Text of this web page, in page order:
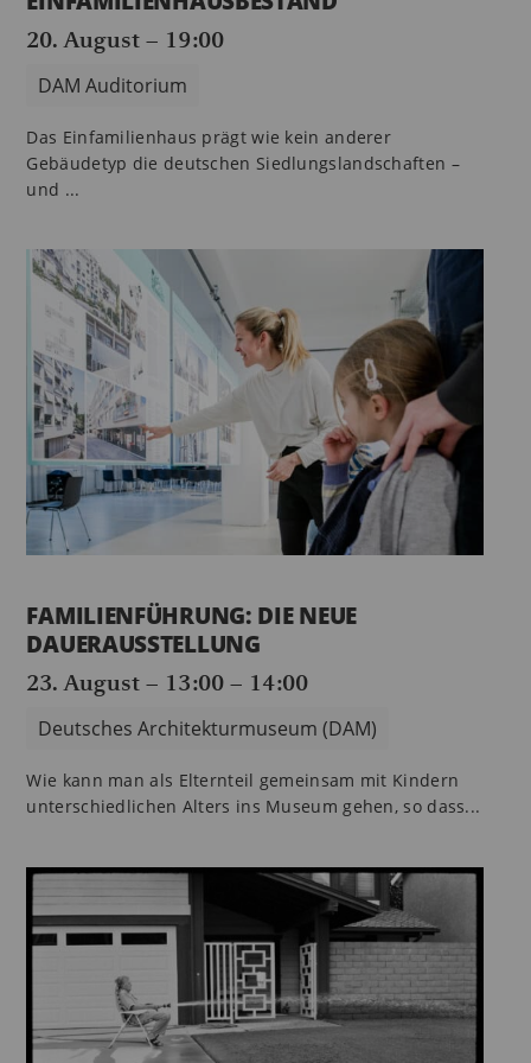
20. August – 19:00
DAM Auditorium
Das Einfamilienhaus prägt wie kein anderer
Gebäudetyp die deutschen Siedlungslandschaften –
und ...
FAMILIENFÜHRUNG: DIE NEUE
DAUERAUSSTELLUNG
23. August – 13:00– 14:00
Deutsches Architekturmuseum (DAM)
Wie kann man als Elternteil gemeinsam mit Kindern
unterschiedlichen Alters ins Museum gehen, so dass...